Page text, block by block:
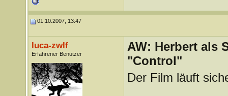
01.10.2007, 13:47
luca-zwlf
Erfahrener Benutzer
AW: Herbert als
"Control"
Der Film läuft